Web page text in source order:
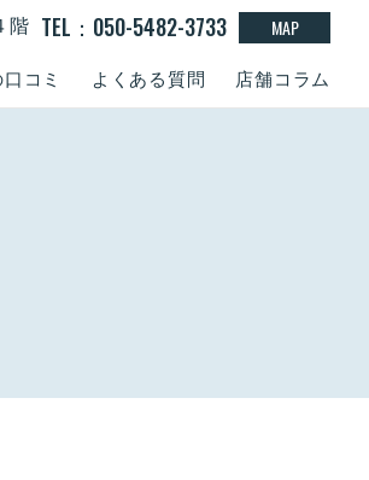
コミ よくある質問 店舗コラム
階 TEL：050-5482-3733 MAP